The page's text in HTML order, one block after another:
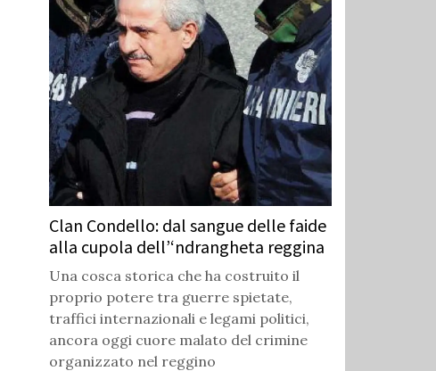
Clan Condello: dal sangue delle faide
alla cupola dell’‘ndrangheta reggina
Una cosca storica che ha costruito il
proprio potere tra guerre spietate,
traffici internazionali e legami politici,
ancora oggi cuore malato del crimine
organizzato nel reggino